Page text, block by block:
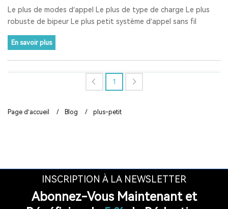
Le plus de modes d’appel Le plus de type de charge Le plus
robuste de bipeur Le plus petit système d’appel sans fil
En savoir plus
1
AUDIOGUIDE DU MUSÉE TOUR GUIDE SYSTEM
TOUR GUIDE SYSTEM
SYSTÈME D'INTERPHONE DE COMPTEUR À DEUX VOIES
BANQUE LA FENÊTRE LE SIGNAL 2.4G EST UNIVERSEL
Page d’accueil / Blog / plus-petit
INSCRIPTION À LA NEWSLETTER
Abonnez-Vous Maintenant et